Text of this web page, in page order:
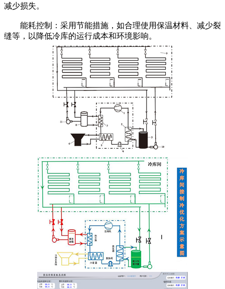
减少损失。
能耗控制：采用节能措施，如合理使用保温材料、减少裂
缝等，以降低冷库的运行成本和环境影响。